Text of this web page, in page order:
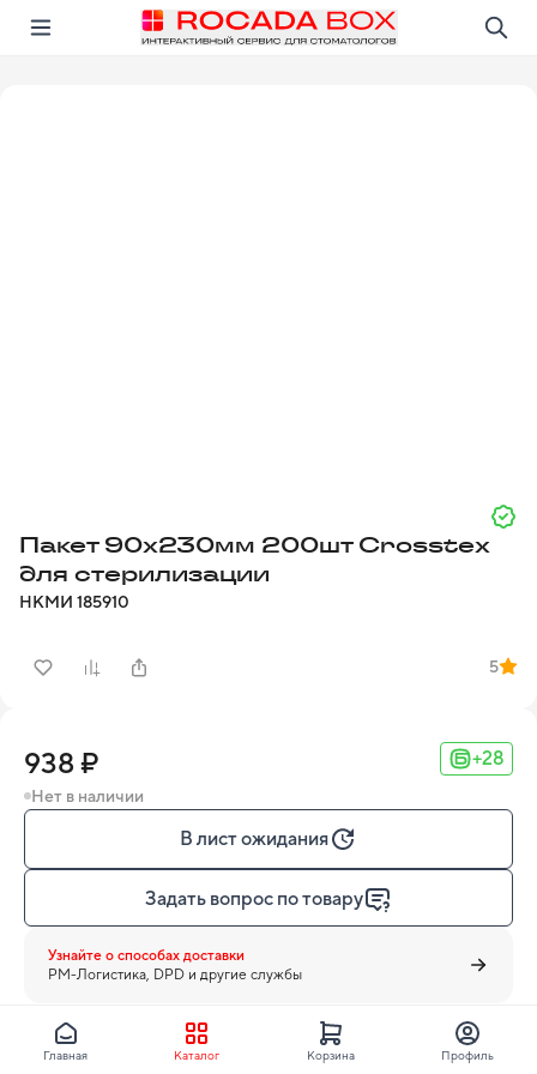
Открыть в приложении!
Пакет 90х230мм 200шт Crosstex
для стерилизации
НКМИ 185910
5
938 ₽ +28
Нет в наличии
В лист ожидания
Задать вопрос по товару
Узнайте о способах доставки
PM-Логистика, DPD и другие службы
Главная Каталог Корзина Профиль